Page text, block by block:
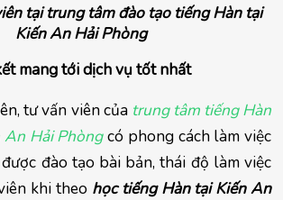
tại trung tâm đào tạo tiếng Hàn tại
Kiến An Hải Phòng
mang tới dịch vụ tốt nhất
tư vấn viên của trung tâm tiếng Hàn
An Hải Phòng có phong cách làm việc
đào tạo bài bản, thái độ làm việc
khi theo học tiếng Hàn tại Kiến An